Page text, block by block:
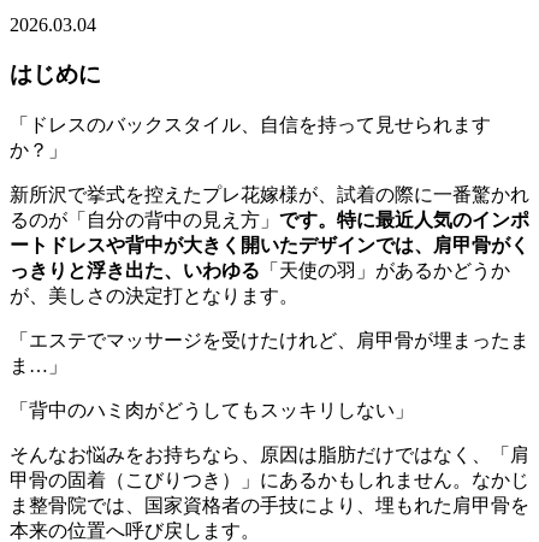
2026.03.04
はじめに
「ドレスのバックスタイル、自信を持って見せられます
か？」
新所沢で挙式を控えたプレ花嫁様が、試着の際に一番驚かれ
るのが「自分の背中の見え方」 です。特に最近人気のインポ
ートドレスや背中が大きく開いたデザインでは、肩甲骨がく
っきりと浮き出た、いわゆる 「天使の羽」があるかどうか
が、美しさの決定打となります。
「エステでマッサージを受けたけれど、肩甲骨が埋まったま
ま…」
「背中のハミ肉がどうしてもスッキリしない」
そんなお悩みをお持ちなら、原因は脂肪だけではなく、「肩
甲骨の固着（こびりつき）」にあるかもしれません。なかじ
ま整骨院では、国家資格者の手技により、埋もれた肩甲骨を
本来の位置へ呼び戻します。